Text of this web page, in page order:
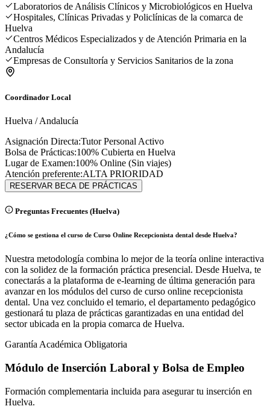
Laboratorios de Análisis Clínicos y Microbiológicos en Huelva
Hospitales, Clínicas Privadas y Policlínicas de la comarca de
Huelva
Centros Médicos Especializados y de Atención Primaria en la
Andalucía
Empresas de Consultoría y Servicios Sanitarios de la zona
Coordinador Local
Huelva /Andalucía
Asignación Directa:Tutor Personal Activo
Bolsa de Prácticas:100% Cubierta en Huelva
Lugar de Examen:100% Online (Sin viajes)
Atención preferente:ALTA PRIORIDAD
RESERVAR BECA DE PRÁCTICAS
Preguntas Frecuentes (Huelva)
¿Cómo se gestiona el curso de Curso Online Recepcionista dental desde Huelva?
Nuestra metodología combina lo mejor de la teoría online interactiva
con la solidez de la formación práctica presencial. Desde Huelva, te
conectarás a la plataforma de e-learning de última generación para
avanzar en los módulos del curso de curso online recepcionista
dental. Una vez concluido el temario, el departamento pedagógico
gestionará tu plaza de prácticas garantizadas en una entidad del
sector ubicada en la propia comarca de Huelva.
Garantía Académica Obligatoria
Módulo de Inserción Laboral y Bolsa de Empleo
Formación complementaria incluida para asegurar tu inserción en
Huelva.